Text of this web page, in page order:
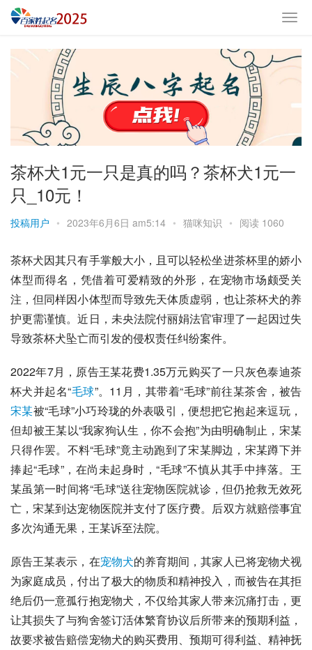
茶杯犬1元一只是真的吗？茶杯犬1元一
只_10元！
投稿用户 • 2023年6月6日 am5:14 • 猫咪知识 • 阅读 1060
茶杯犬因其只有手掌般大小，且可以轻松坐进茶杯里的娇小
体型而得名，凭借着可爱精致的外形，在宠物市场颇受关
注，但同样因小体型而导致先天体质虚弱，也让茶杯犬的养
护更需谨慎。近日，未央法院付丽娟法官审理了一起因过失
导致茶杯犬坠亡而引发的侵权责任纠纷案件。
2022年7月，原告王某花费1.35万元购买了一只灰色泰迪茶
杯犬并起名“毛球”。11月，其带着“毛球”前往某茶舍，被告
宋某被“毛球”小巧玲珑的外表吸引，便想把它抱起来逗玩，
但却被王某以“我家狗认生，你不会抱”为由明确制止，宋某
只得作罢。不料“毛球”竟主动跑到了宋某脚边，宋某蹲下并
捧起“毛球”，在尚未起身时，“毛球”不慎从其手中摔落。王
某虽第一时间将“毛球”送往宠物医院就诊，但仍抢救无效死
亡，宋某到达宠物医院并支付了医疗费。后双方就赔偿事宜
多次沟通无果，王某诉至法院。
原告王某表示，在宠物犬的养育期间，其家人已将宠物犬视
为家庭成员，付出了极大的物质和精神投入，而被告在其拒
绝后仍一意孤行抱宠物犬，不仅给其家人带来沉痛打击，更
让其损失了与狗舍签订活体繁育协议后所带来的预期利益，
故要求被告赔偿宠物犬的购买费用、预期可得利益、精神抚